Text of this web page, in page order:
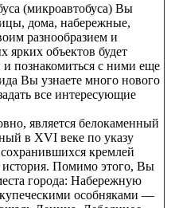
(микроавтобуса) Вы
дома, набережные,
разнообразием и
ярких объектов будет
познакомиться с ними еще
Вы узнаете много нового
все интересующие
является белокаменный
в XVI веке по указу
кремлей
история. Помимо этого, Вы
города: Набережную
особняками —